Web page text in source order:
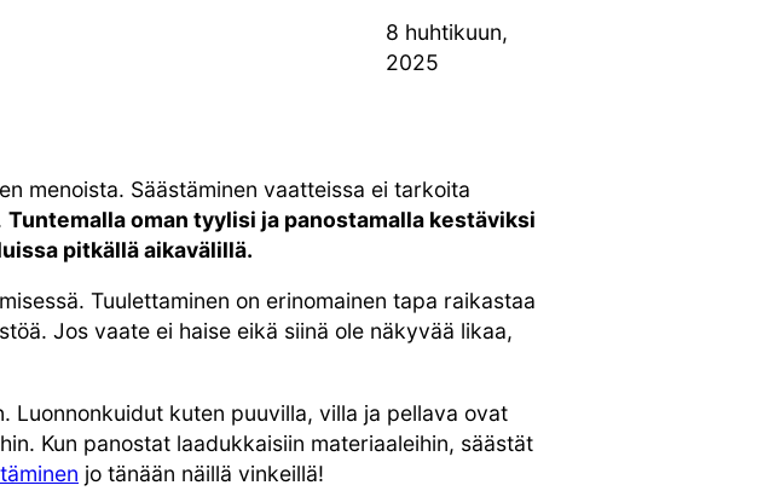
8 huhtikuun,
2025
menoista. Säästäminen vaatteissa ei tarkoita
Tuntemalla oman tyylisi ja panostamalla kestäviksi
pitkällä aikavälillä.
Tuulettaminen on erinomainen tapa raikastaa
Jos vaate ei haise eikä siinä ole näkyvää likaa,
kuten puuvilla, villa ja pellava ovat
Kun panostat laadukkaisiin materiaaleihin, säästät
jo tänään näillä vinkeillä!